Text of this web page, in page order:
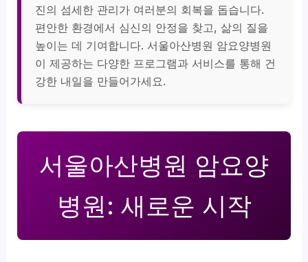
진의 섬세한 관리가 여러분의 회복을 돕습니다.
편안한 환경에서 심신의 안정을 찾고, 삶의 질을
높이는 데 기여합니다. 서울아산병원 암요양병원
이 제공하는 다양한 프로그램과 서비스를 통해 건
강한 내일을 만들어가세요.
서울아산병원 암요양
병원: 새로운 시작